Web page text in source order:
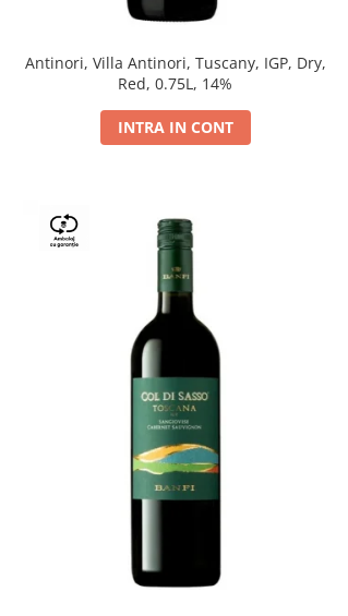
Antinori, Villa Antinori, Tuscany, IGP, Dry,
Red, 0.75L, 14%
INTRA IN CONT